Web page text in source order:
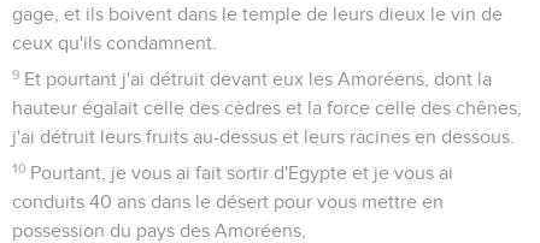
gage, et ils boivent dans le temple de leurs dieux le vin de
ceux qu'ils condamnent.
9 Et pourtant j'ai détruit devant eux les Amoréens, dont la
hauteur égalait celle des cèdres et la force celle des chênes,
j'ai détruit leurs fruits au-dessus et leurs racines en dessous.
10 Pourtant, je vous ai fait sortir d'Egypte et je vous ai
conduits 40 ans dans le désert pour vous mettre en
possession du pays des Amoréens,